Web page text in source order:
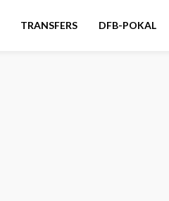
TRANSFERS DFB-POKAL